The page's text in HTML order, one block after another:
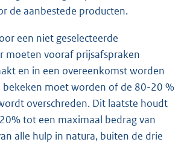
de aanbestede producten.
een niet geselecteerde
moeten vooraf prijsafspraken
en in een overeenkomst worden
bekeken moet worden of de 80-20 %
overschreden. Dit laatste houdt
tot een maximaal bedrag van
alle hulp in natura, buiten de drie